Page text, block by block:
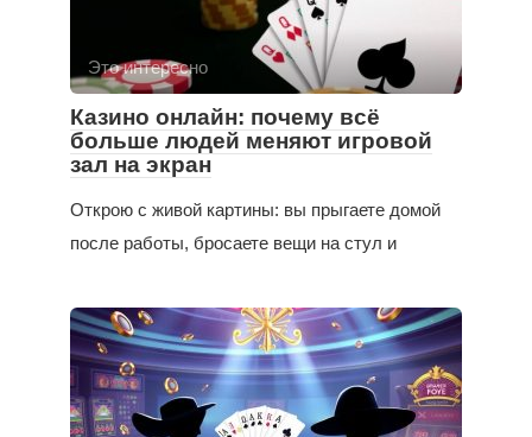
Это интересно
Казино онлайн: почему всё
больше людей меняют игровой
зал на экран
Открою с живой картины: вы прыгаете домой
после работы, бросаете вещи на стул и